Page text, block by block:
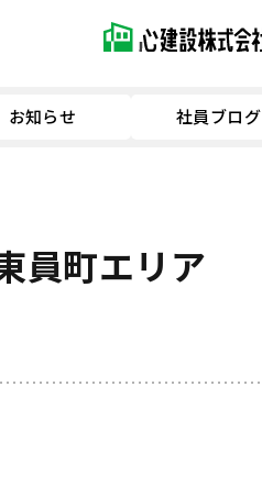
お知らせ 社員ブログ
員町エリア